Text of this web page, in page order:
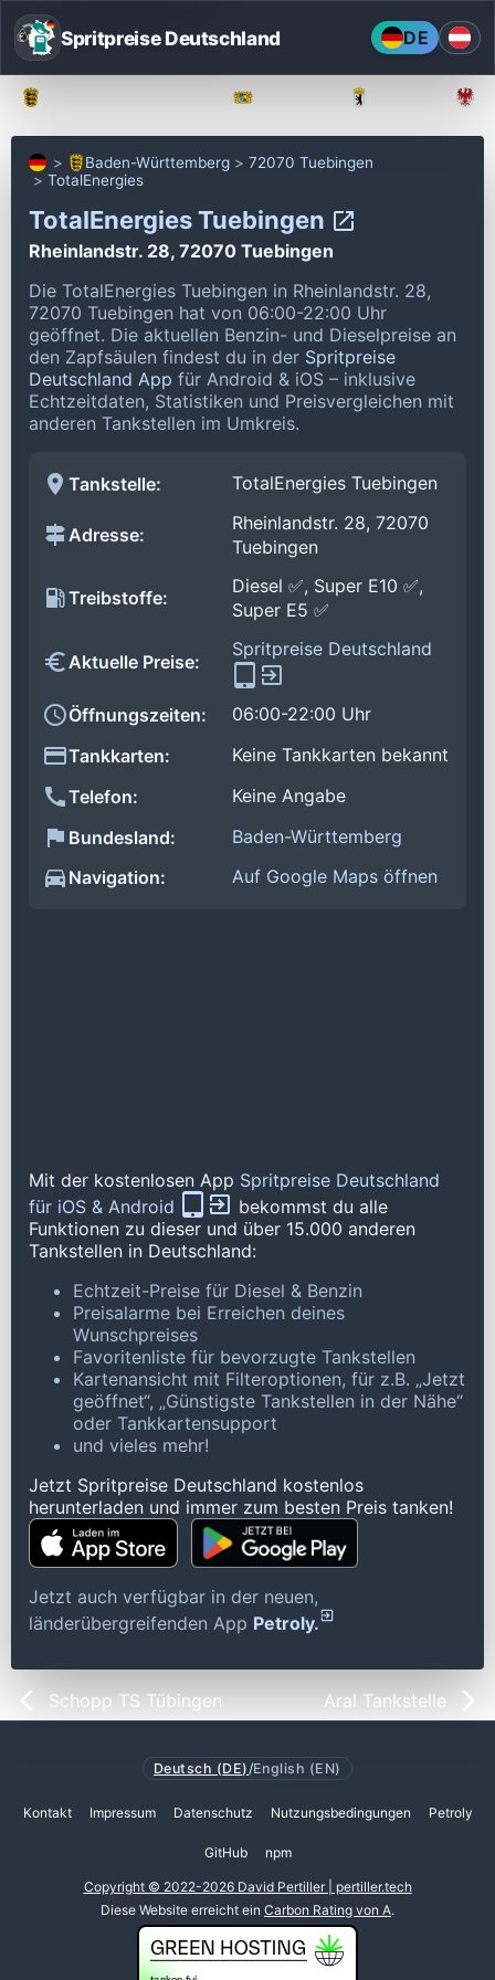
Spritpreise Deutschland DE
Baden-Württemberg
72070 Tuebingen
TotalEnergies
TotalEnergies Tuebingen
Rheinlandstr. 28, 72070 Tuebingen
Die TotalEnergies Tuebingen in Rheinlandstr. 28,
72070 Tuebingen hat von 06:00-22:00 Uhr
geöffnet. Die aktuellen Benzin- und Dieselpreise an
den Zapfsäulen findest du in der Spritpreise
Deutschland App für Android & iOS – inklusive
Echtzeitdaten, Statistiken und Preisvergleichen mit
anderen Tankstellen im Umkreis.
Tankstelle: TotalEnergies Tuebingen
Adresse:
Rheinlandstr. 28, 72070
Tuebingen
Treibstoffe:
Diesel ✅, Super E10 ✅,
Super E5 ✅
Aktuelle Preise:
Spritpreise Deutschland
Öffnungszeiten:
06:00-22:00 Uhr
Tankkarten:
Keine Tankkarten bekannt
Telefon:
Keine Angabe
Bundesland:
Baden-Württemberg
Navigation:
Auf Google Maps öffnen
Mit der kostenlosen App Spritpreise Deutschland
für iOS & Android
bekommst du alle
Funktionen zu dieser und über 15.000 anderen
Tankstellen in Deutschland:
Echtzeit-Preise für Diesel & Benzin
Preisalarme bei Erreichen deines
Wunschpreises
Favoritenliste für bevorzugte Tankstellen
Kartenansicht mit Filteroptionen, für z.B. „Jetzt
geöffnet“, „Günstigste Tankstellen in der Nähe“
oder Tankkartensupport
und vieles mehr!
Jetzt Spritpreise Deutschland kostenlos
herunterladen und immer zum besten Preis tanken!
Jetzt auch verfügbar in der neuen,
länderübergreifenden App Petroly.
Schopp TS Tübingen Aral Tankstelle
Deutsch (DE) /English (EN)
Kontakt Impressum Datenschutz Nutzungsbedingungen Petroly
GitHub npm
Copyright © 2022-2026 David Pertiller | pertiller.tech
Diese Website erreicht ein Carbon Rating von A.